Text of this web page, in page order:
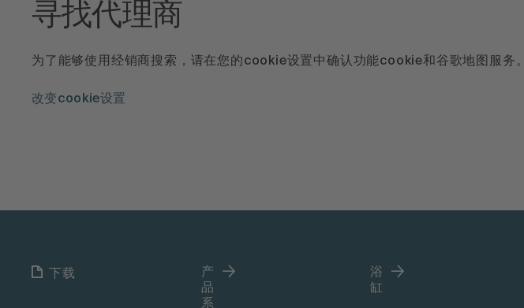
寻找代理商
为了能够使用经销商搜索，请在您的cookie设置中确认功能cookie和谷歌地图服务。
改变cookie设置
下载
产
品
系
浴
缸